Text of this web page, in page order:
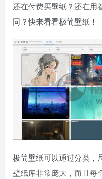
还在付费买壁纸？还在用
同？快来看看极简壁纸！
极简壁纸可以通过分类，
壁纸库非常庞大，而且每